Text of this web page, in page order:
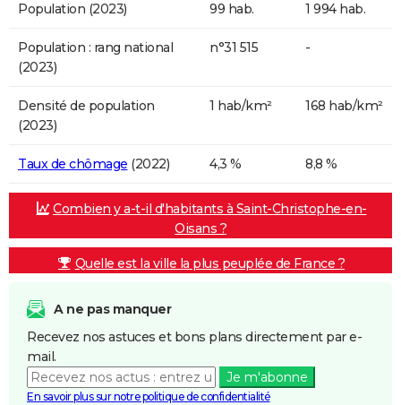
Population (2023) 99 hab. 1 994 hab.
Population : rang national
(2023)
n°31 515 -
Densité de population
(2023)
1 hab/km² 168 hab/km²
Taux de chômage (2022) 4,3 % 8,8 %
Combien y a-t-il d'habitants à Saint-Christophe-en-
Oisans ?
Quelle est la ville la plus peuplée de France ?
A ne pas manquer
Recevez nos astuces et bons plans directement par e-
mail.
Je m'abonne
En savoir plus sur notre politique de confidentialité